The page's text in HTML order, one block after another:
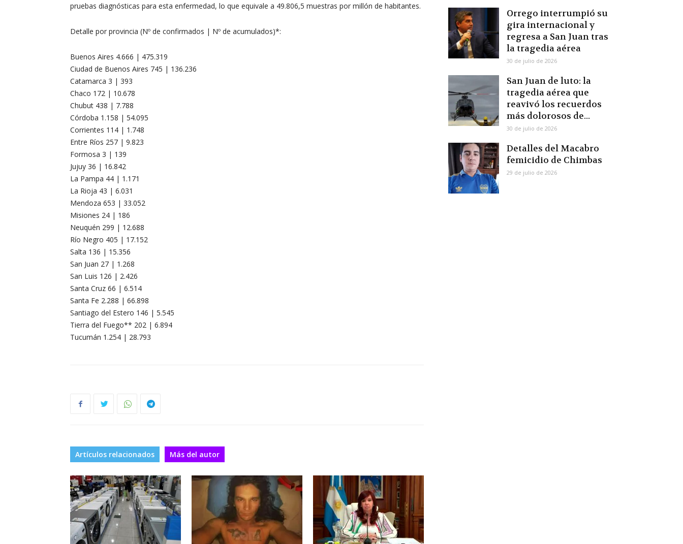
pruebas diagnósticas para esta enfermedad, lo que equivale a 49.806,5 muestras por millón de habitantes.
Detalle por provincia (Nº de confirmados | Nº de acumulados)*:
Buenos Aires 4.666 | 475.319
Ciudad de Buenos Aires 745 | 136.236
Catamarca 3 | 393
Chaco 172 | 10.678
Chubut 438 | 7.788
Córdoba 1.158 | 54.095
Corrientes 114 | 1.748
Entre Ríos 257 | 9.823
Formosa 3 | 139
Jujuy 36 | 16.842
La Pampa 44 | 1.171
La Rioja 43 | 6.031
Mendoza 653 | 33.052
Misiones 24 | 186
Neuquén 299 | 12.688
Río Negro 405 | 17.152
Salta 136 | 15.356
San Juan 27 | 1.268
San Luis 126 | 2.426
Santa Cruz 66 | 6.514
Santa Fe 2.288 | 66.898
Santiago del Estero 146 | 5.545
Tierra del Fuego** 202 | 6.894
Tucumán 1.254 | 28.793
Artículos relacionados Más del autor
Orrego interrumpió su
gira internacional y
regresa a San Juan tras
la tragedia aérea
30 de julio de 2026
San Juan de luto: la
tragedia aérea que
reavivó los recuerdos
más dolorosos de...
30 de julio de 2026
Detalles del Macabro
femicidio de Chimbas
29 de julio de 2026